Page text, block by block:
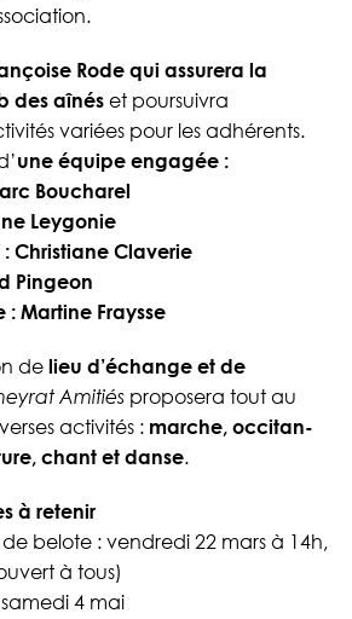
Rode qui assurera la
des aînés et poursuivra
variées pour les adhérents.
une équipe engagée :
Boucharel
Leygonie
Christiane Claverie
Pingeon
Martine Fraysse
de lieu d’échange et de
Amitiés proposera tout au
activités : marche, occitan-
chant et danse.
à retenir
belote : vendredi 22 mars à 14h,
à tous)
4 mai